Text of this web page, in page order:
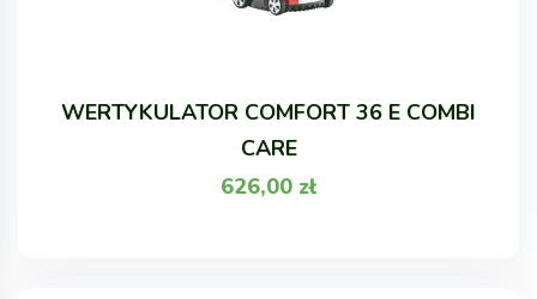
WERTYKULATOR COMFORT 36 E COMBI
CARE
626,00 zł